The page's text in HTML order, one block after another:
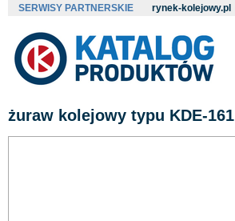
SERWISY PARTNERSKIE rynek-kolejowy.pl
żuraw kolejowy typu KDE-161